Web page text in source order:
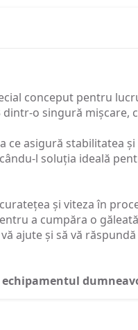
conceput pentru
o singură mișcare,
ce asigură stabilitatea
l soluția ideală
și viteza în
a cumpăra o
ajute și să vă